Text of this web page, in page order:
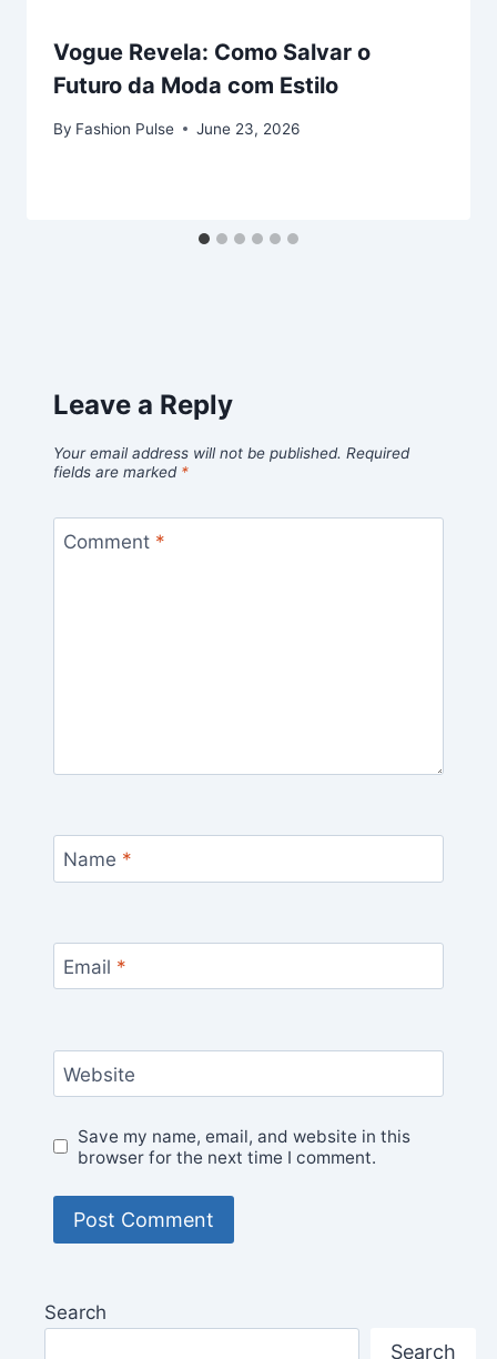
Vogue Revela: Como Salvar o
Futuro da Moda com Estilo
By Fashion Pulse June 23, 2026
Leave a Reply
Your email address will not be published. Required
fields are marked *
Comment *
Name *
Email *
Website
Save my name, email, and website in this
browser for the next time I comment.
Search
Search